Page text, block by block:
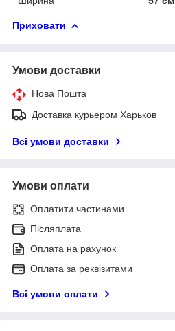
Приховати
Умови доставки
Нова Пошта
Доставка курьером Харьков
Всі умови доставки
Умови оплати
Оплатити частинами
Післяплата
Оплата на рахунок
Оплата за реквізитами
Всі умови оплати